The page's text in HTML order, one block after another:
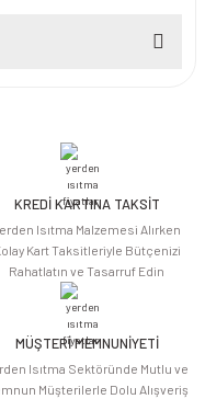
KREDİ KARTINA TAKSİT
Isıtma Malzemesi Alırken
Kart Taksitleriyle Bütçenizi
Rahatlatın ve Tasarruf Edin
MÜŞTERİ MEMNUNİYETİ
Isıtma Sektöründe Mutlu ve
Müşterilerle Dolu Alışveriş